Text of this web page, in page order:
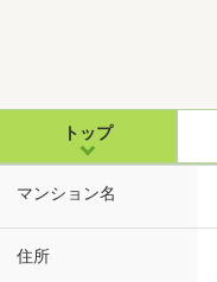
トップ
マンション名
住所